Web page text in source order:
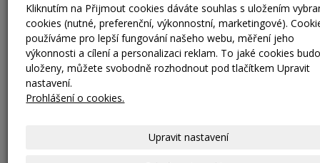
Laserové značení
označení KEG sudů textem nebo logem vaší společnosti.
Kliknutím na Přijmout cookies dáváte souhlas s uložením
cookies (nutné, preferenční, výkonnostní, marketingové).
používáme pro lepší fungování našeho webu, měření jeho
výkonnosti a cílení a personalizaci reklam. To jaké cookies
uloženy, můžete svobodně rozhodnout pod tlačítkem Upravit
nastavení.
Prohlášení o cookies.
Upravit nastavení